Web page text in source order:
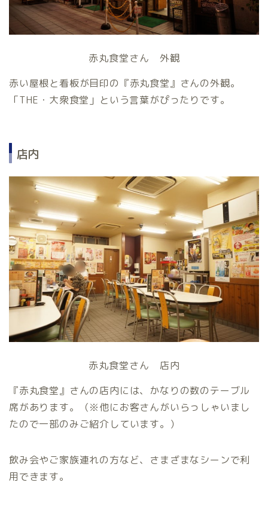
赤丸食堂さん 外観
赤い屋根と看板が目印の『赤丸食堂』さんの外観。
「THE・大衆食堂」という言葉がぴったりです。
店内
赤丸食堂さん 店内
『赤丸食堂』さんの店内には、かなりの数のテーブル
席があります。（※他にお客さんがいらっしゃいまし
たので一部のみご紹介しています。）
飲み会やご家族連れの方など、さまざまなシーンで利
用できます。